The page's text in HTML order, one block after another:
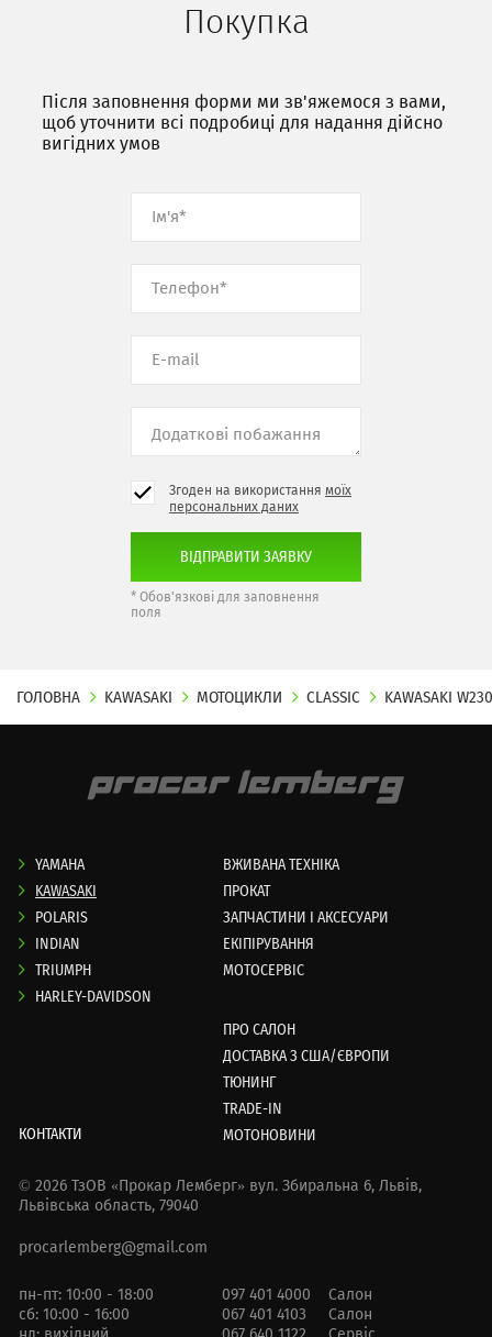
Покупка
Після заповнення форми ми зв'яжемося з вами,
щоб уточнити всі подробиці для надання дійсно
вигідних умов
Згоден на використання моїх
персональних даних
* Обов'язкові для заповнення
поля
ГОЛОВНА KAWASAKI МОТОЦИКЛИ CLASSIC KAWASAKI W230
YAMAHA
KAWASAKI
POLARIS
INDIAN
TRIUMPH
HARLEY-DAVIDSON
ВЖИВАНА ТЕХНІКА
ПРОКАТ
ЗАПЧАСТИНИ І АКСЕСУАРИ
ЕКІПІРУВАННЯ
МОТОСЕРВІС
ПРО САЛОН
ДОСТАВКА З США/ЄВРОПИ
ТЮНИНГ
TRADE-IN
МОТОНОВИНИ
КОНТАКТИ
© 2026 ТзОВ «Прокар Лемберг» вул. Збиральна 6, Львів,
Львівська область, 79040
procarlemberg@gmail.com
пн-пт: 10:00 - 18:00
сб: 10:00 - 16:00
097 401 4000
Салон
067 401 4103
Салон